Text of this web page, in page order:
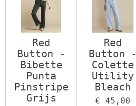
Red
Button -
Bibette
Punta
Pinstripe
Grijs
Red
Button -
Colette
Utility
Bleach
€ 45,00